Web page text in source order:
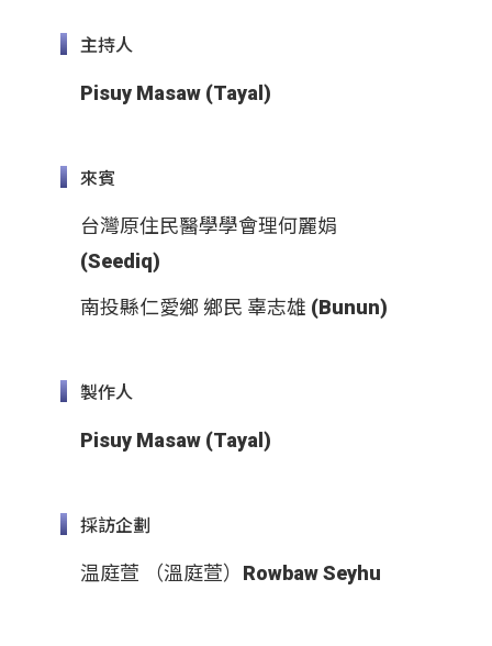
主持人
Pisuy Masaw (Tayal)
來賓
台灣原住民醫學學會理何麗娟
(Seediq)
南投縣仁愛鄉 鄉民 辜志雄 (Bunun)
製作人
Pisuy Masaw (Tayal)
採訪企劃
温庭萱 （溫庭萱）Rowbaw Seyhu